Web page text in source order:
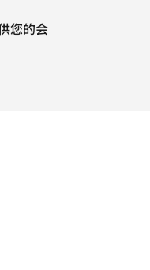
您的会